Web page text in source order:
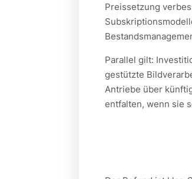
Preissetzung
Parallel gilt:
gestützte
Antriebe über
entfalten, wenn sie